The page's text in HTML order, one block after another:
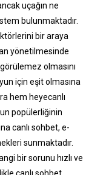
uçağın ne
bulunmaktadır.
bir araya
yönetilmesinde
olmasını
için eşit olmasına
hem heyecanlı
popülerliğinin
canlı sohbet, e-
sunmaktadır.
bir sorunu hızlı ve